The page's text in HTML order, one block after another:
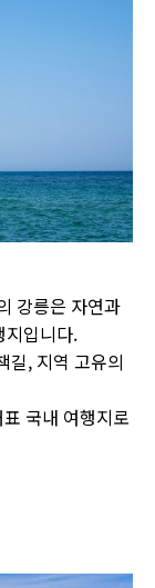
강릉은 자연과
지입니다.
길, 지역 고유의
국내 여행지로